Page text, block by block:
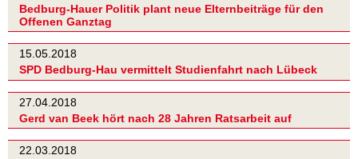
Bedburg-Hauer Politik plant neue Elternbeiträge für den
Offenen Ganztag
15.05.2018
SPD Bedburg-Hau vermittelt Studienfahrt nach Lübeck
27.04.2018
Gerd van Beek hört nach 28 Jahren Ratsarbeit auf
22.03.2018